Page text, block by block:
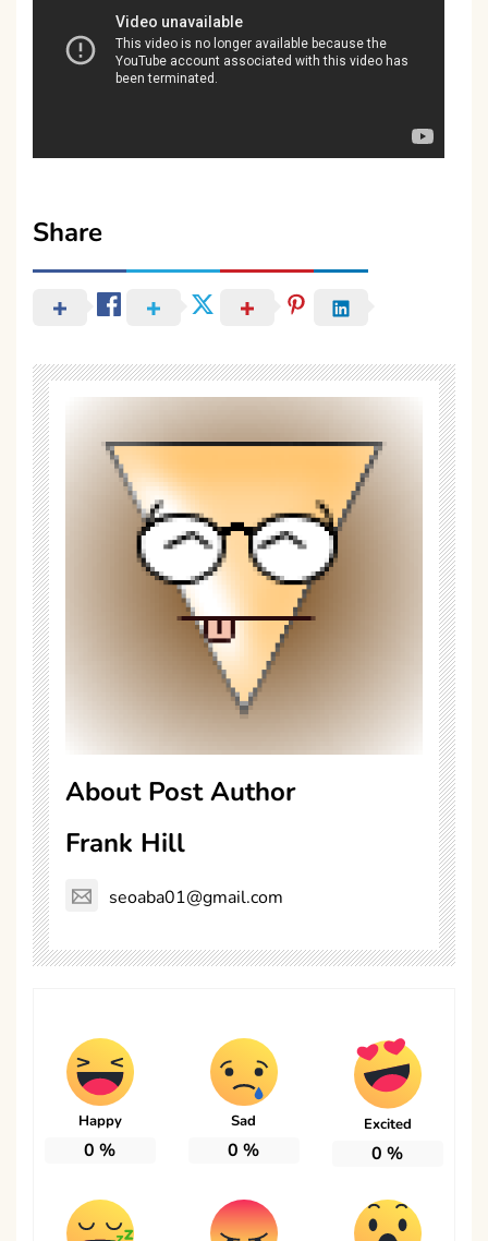
Share
About Post Author
Frank Hill
seoaba01@gmail.com
Happy
0 %
Sad
0 %
Excited
0 %